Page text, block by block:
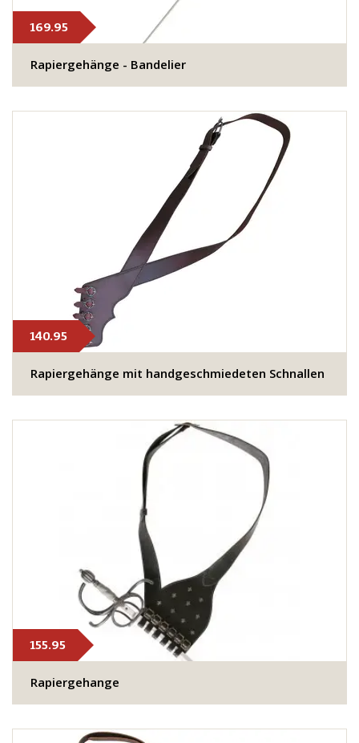
169.95
Rapiergehänge - Bandelier
140.95
Rapiergehänge mit handgeschmiedeten Schnallen
155.95
Rapiergehange